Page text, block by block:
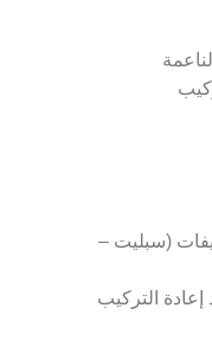
(سبليت –
التركيب